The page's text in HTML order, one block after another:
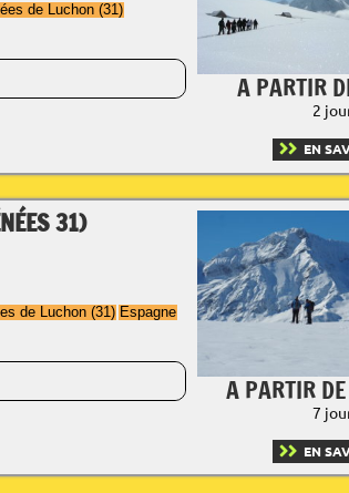
A PARTIR
2
EN
de Luchon (31)
A PARTIR
7
EN
31)
de Luchon (31) Espagne